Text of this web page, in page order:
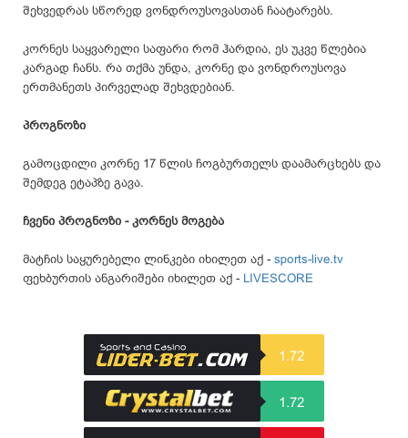
შეხვედრას სწორედ ვონდროუსოვასთან ჩაატარებს.
კორნეს საყვარელი საფარი რომ ჰარდია, ეს უკვე წლებია
კარგად ჩანს. რა თქმა უნდა, კორნე და ვონდროუსოვა
ერთმანეთს პირველად შეხვდებიან.
პროგნოზი
გამოცდილი კორნე 17 წლის ჩოგბურთელს დაამარცხებს და
შემდეგ ეტაპზე გავა.
ჩვენი პროგნოზი - კორნეს მოგება
მატჩის საყურებელი ლინკები იხილეთ აქ - sports-live.tv
ფეხბურთის ანგარიშები იხილეთ აქ - LIVESCORE
1.72
1.72